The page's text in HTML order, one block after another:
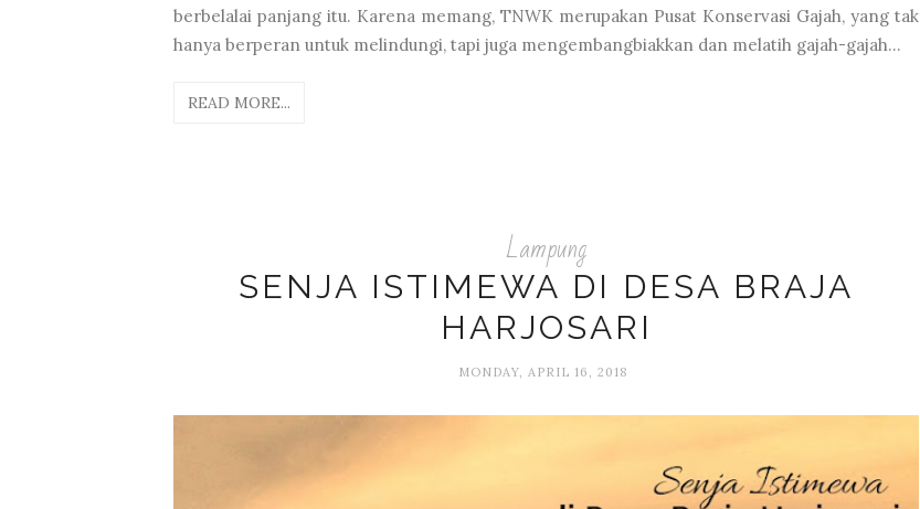
berbelalai panjang itu. Karena memang, TNWK merupakan Pusat Konservasi Gajah, yang tak
hanya berperan untuk melindungi, tapi juga mengembangbiakkan dan melatih gajah-gajah...
READ MORE...
Lampung
SENJA ISTIMEWA DI DESA BRAJA
HARJOSARI
MONDAY, APRIL 16, 2018